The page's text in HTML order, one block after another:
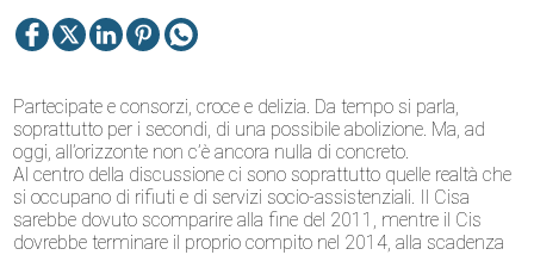
Partecipate e consorzi, croce e delizia. Da tempo si parla,
soprattutto per i secondi, di una possibile abolizione. Ma, ad
oggi, all’orizzonte non c’è ancora nulla di concreto.
Al centro della discussione ci sono soprattutto quelle realtà che
si occupano di rifiuti e di servizi socio-assistenziali. Il Cisa
sarebbe dovuto scomparire alla fine del 2011, mentre il Cis
dovrebbe terminare il proprio compito nel 2014, alla scadenza